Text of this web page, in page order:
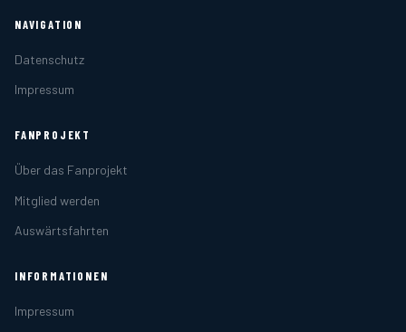
NAVIGATION
Datenschutz
Impressum
FANPROJEKT
Über das Fanprojekt
Mitglied werden
Auswärtsfahrten
INFORMATIONEN
Impressum